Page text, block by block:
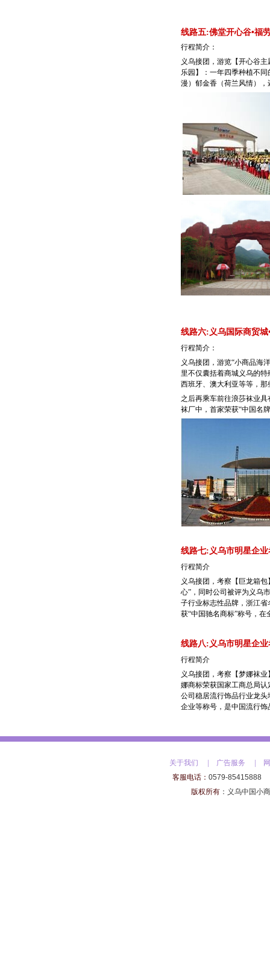
线路五:佛堂开心谷•福
行程简介：
义乌接团，游览【开心谷
乐园】：一年四季种植不
漫）郁金香（荷兰风情）
线路六:义乌国际商贸城
行程简介：
义乌接团，游览“小商品海
里不仅囊括着商城义乌的
西班牙、澳大利亚等等，
之后再乘车前往浪莎袜业具
袜厂中，首家荣获“中国名
线路七:义乌市明星企
行程简介
义乌接团，考察【巨龙箱
心”，同时公司被评为义乌
子行业标志性品牌，浙江
获“中国驰名商标”称号，在
线路八:义乌市明星企
行程简介
义乌接团，考察【梦娜袜
娜商标荣获国家工商总局认
公司稳居流行饰品行业龙
企业等称号，是中国流行
关于我们 广告服务
客服电话： 0579-85415888
版权所有： 义乌中国小